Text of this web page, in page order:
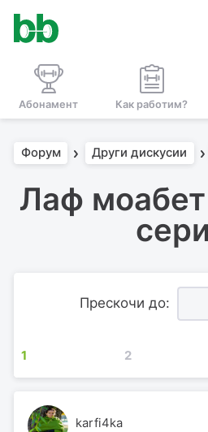
Абонамент Как работим?
Форум Други дискусии
Лаф
Прескочи до:
1 2
karfi4ka